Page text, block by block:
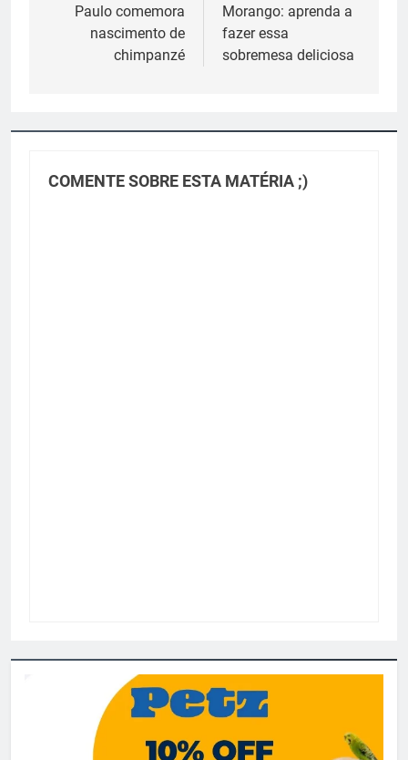
Paulo comemora
nascimento de
chimpanzé
Morango: aprenda a
fazer essa
sobremesa deliciosa
COMENTE SOBRE ESTA MATÉRIA ;)